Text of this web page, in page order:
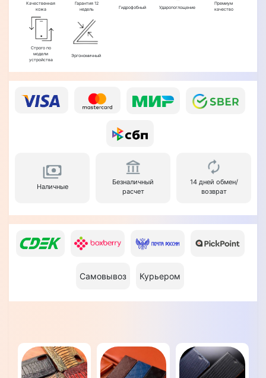
Качественная
кожа
Гарантия 12
недель
Гидрофобный Ударопоглощение
Премиум
качество
Строго по
модели
устройства
Эргономичный
Наличные
Безналичный
расчет
14 дней обмен/
возврат
Самовывоз Курьером